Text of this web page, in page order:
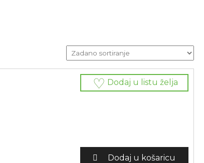
Dodaj u košaricu
Dodaj u listu želja